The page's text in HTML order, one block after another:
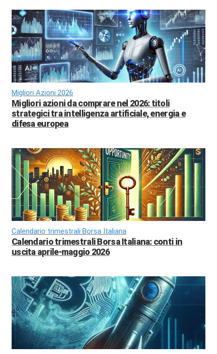
Migliori Azioni 2026
Migliori azioni da comprare nel 2026: titoli
strategici tra intelligenza artificiale, energia e
difesa europea
Calendario trimestrali Borsa Italiana
Calendario trimestrali Borsa Italiana: conti in
uscita aprile-maggio 2026